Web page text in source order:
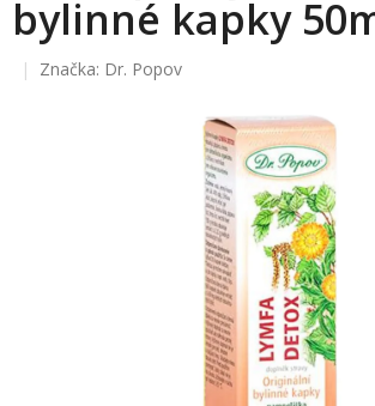
bylinné kapky
Značka: Dr. Popov